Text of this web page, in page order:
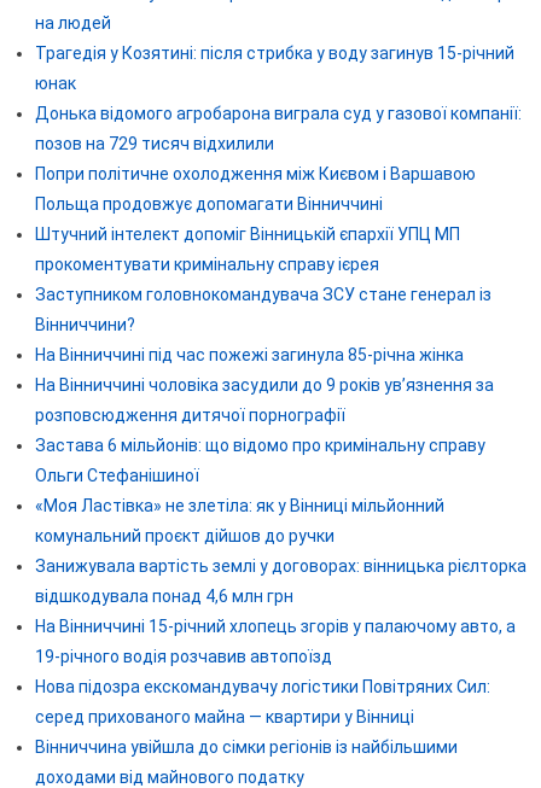
на людей
Трагедія у Козятині: після стрибка у воду загинув 15-річний
юнак
Донька відомого агробарона виграла суд у газової компанії:
позов на 729 тисяч відхилили
Попри політичне охолодження між Києвом і Варшавою
Польща продовжує допомагати Вінниччині
Штучний інтелект допоміг Вінницькій єпархії УПЦ МП
прокоментувати кримінальну справу ієрея
Заступником головнокомандувача ЗСУ стане генерал із
Вінниччини?
На Вінниччині під час пожежі загинула 85-річна жінка
На Вінниччині чоловіка засудили до 9 років ув’язнення за
розповсюдження дитячої порнографії
Застава 6 мільйонів: що відомо про кримінальну справу
Ольги Стефанішиної
«Моя Ластівка» не злетіла: як у Вінниці мільйонний
комунальний проєкт дійшов до ручки
Занижувала вартість землі у договорах: вінницька рієлторка
відшкодувала понад 4,6 млн грн
На Вінниччині 15-річний хлопець згорів у палаючому авто, а
19-річного водія розчавив автопоїзд
Нова підозра екскомандувачу логістики Повітряних Сил:
серед прихованого майна — квартири у Вінниці
Вінниччина увійшла до сімки регіонів із найбільшими
доходами від майнового податку